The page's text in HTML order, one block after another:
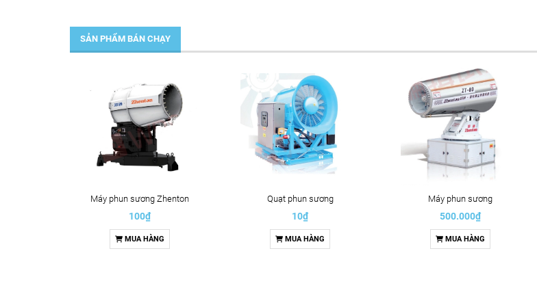
SẢN PHẨM BÁN CHẠY
Máy phun sương Zhenton
100₫
MUA HÀNG
Quạt phun sương
10₫
MUA HÀNG
Máy phun sương
500.000₫
MUA HÀNG